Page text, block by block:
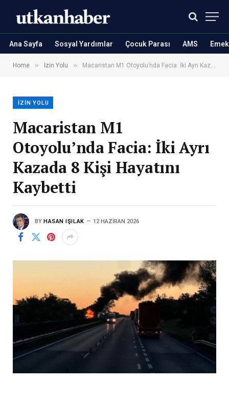
Ana Sayfa Sosyal Yardımlar Çocuk Parası AMS
Home » İzin Yolu » Macaristan M1 Otoyolu’nda Facia: İki Ayrı Kazada 8 Kişi Hayatını Kaybetti
İZIN YOLU
Macaristan M1
Otoyolu’nda Facia: İki Ayrı
Kazada 8 Kişi Hayatını
Kaybetti
BY HASAN IŞILAK 12 HAZIRAN 2026